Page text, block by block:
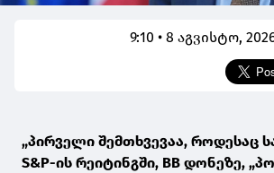
9:10 • 8 აგვისტო,
„პირველი შემთხვევაა, როდესაც
S&P-ის რეიტინგში, BB დონეზე,